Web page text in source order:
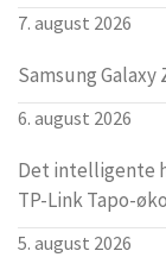
7. august 2026
Samsung
6. august 2026
Det intelligente
TP-Link Tapo-
5. august 2026